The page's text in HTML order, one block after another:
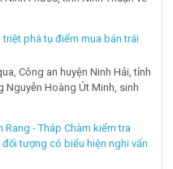
triệt phá tụ điểm mua bán trái
Công an huyện Ninh Hải, tỉnh
Nguyễn Hoàng Út Minh, sinh
Rang - Tháp Chàm kiểm tra
tượng có biểu hiện nghi vấn